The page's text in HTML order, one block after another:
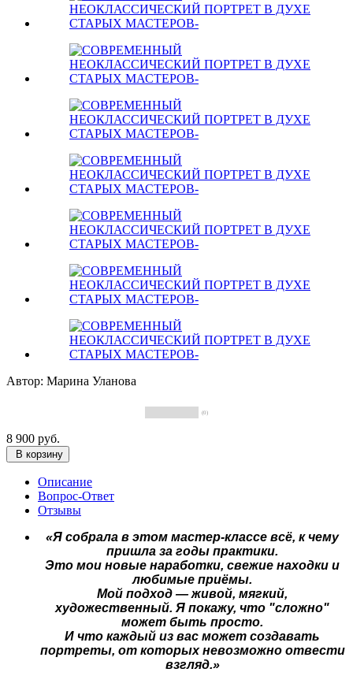
Автор: Марина Уланова
8 900 руб.
В корзину
Описание
Вопрос-Ответ
Отзывы
«Я собрала в этом мастер-классе всё, к чему
пришла за годы практики.
Это мои новые наработки, свежие находки и
любимые приёмы.
Мой подход — живой, мягкий,
художественный. Я покажу, что "сложно"
может быть просто.
И что каждый из вас может создавать
портреты, от которых невозможно отвести
взгляд.»